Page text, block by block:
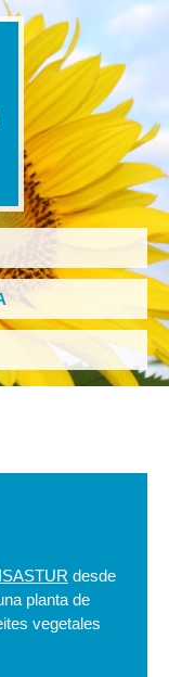
ISASTUR desde
planta de
vegetales